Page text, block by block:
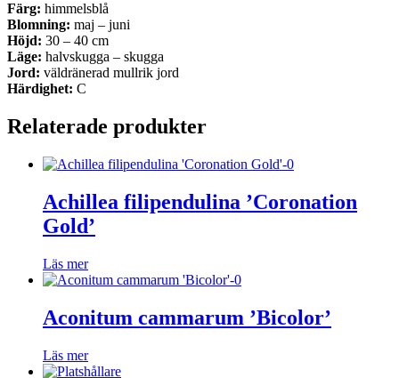
Färg: himmelsblå
Blomning: maj – juni
Höjd: 30 – 40 cm
Läge: halvskugga – skugga
Jord: väldränerad mullrik jord
Härdighet: C
Relaterade produkter
Achillea filipendulina ’Coronation
Gold’
Läs mer
Aconitum cammarum ’Bicolor’
Läs mer